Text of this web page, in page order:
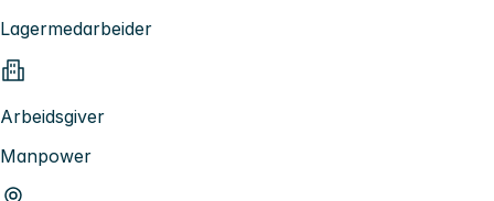
Lagermedarbeider
Arbeidsgiver
Manpower